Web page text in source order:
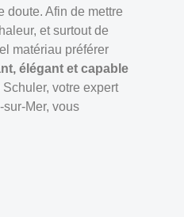
doute. Afin de mettre
et surtout de
matériau préférer
élégant et capable
votre expert
Mer, vous